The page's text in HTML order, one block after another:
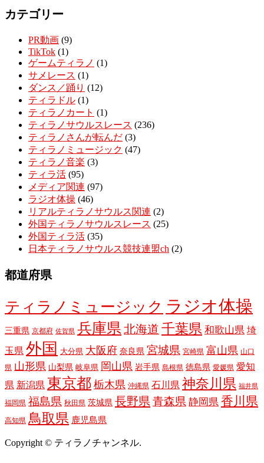
カテゴリー
PR動画 (9)
TikTok (1)
ゲームティラノ (1)
サメレース (1)
ダンス／踊り (12)
ティラドル (1)
ティラノカート (1)
ティラノサウルスレース (236)
ティラノさんが転んだ (3)
ティラノミュージック (47)
ティラノ音楽 (3)
ティラ活 (95)
メディア関連 (97)
ラジオ体操 (46)
リアルティラノサウルス関連 (2)
外国ティラノサウルスレース (25)
外国ティラ活 (35)
日本ティラノサウルス競技連盟ch (2)
都道府県
ティラノミュージック ラジオ体操
三重県 京都府 佐賀県 兵庫県 北海道 千葉県 和歌山県 埼
玉県 外国 大分県 大阪府 奈良県 宮城県 宮崎県 富山県 山口
県 山形県 山梨県 岐阜県 岡山県 岩手県 島根県 徳島県 愛媛県 愛知
県 新潟県 東京都 栃木県 沖縄県 石川県 神奈川県 福井県
福岡県 福島県 秋田県 茨城県 長野県 青森県 静岡県 香川県
高知県 鳥取県 鹿児島県
Copyright © ティラノチャンネル.